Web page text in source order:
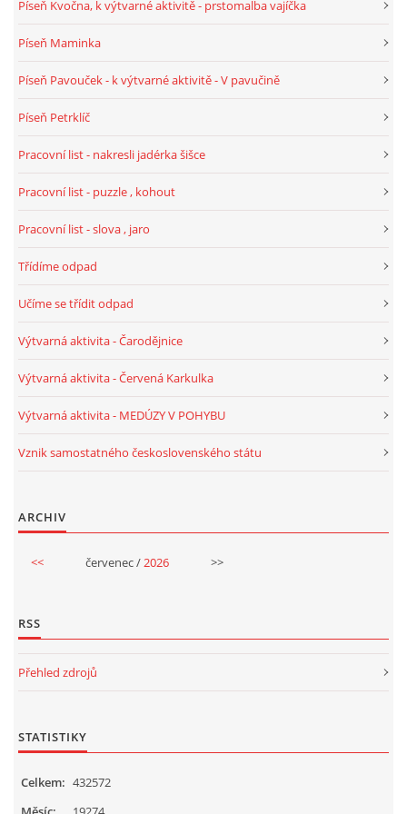
POZITIVNÍ AFIRMACE PRO DĚTI
UČITELSKÁ SEBEREFLEXE
DĚTSKÝ SMUTEK
CO BY MĚLO DÍTĚ ZVLÁDNOUT PŘED VSTUPEM DO ZŠ
Píseň Kvočna, k výtvarné aktivitě - prstomalba vajíčka
Píseň Maminka
Píseň Pavouček - k výtvarné aktivitě - V pavučině
Píseň Petrklíč
Pracovní list - nakresli jadérka šišce
Pracovní list - puzzle , kohout
Pracovní list - slova , jaro
Třídíme odpad
Učíme se třídit odpad
Výtvarná aktivita - Čarodějnice
Výtvarná aktivita - Červená Karkulka
Výtvarná aktivita - MEDÚZY V POHYBU
Vznik samostatného československého státu
ARCHIV
<< červenec /2026 >>
RSS
Přehled zdrojů
STATISTIKY
Celkem: 432572